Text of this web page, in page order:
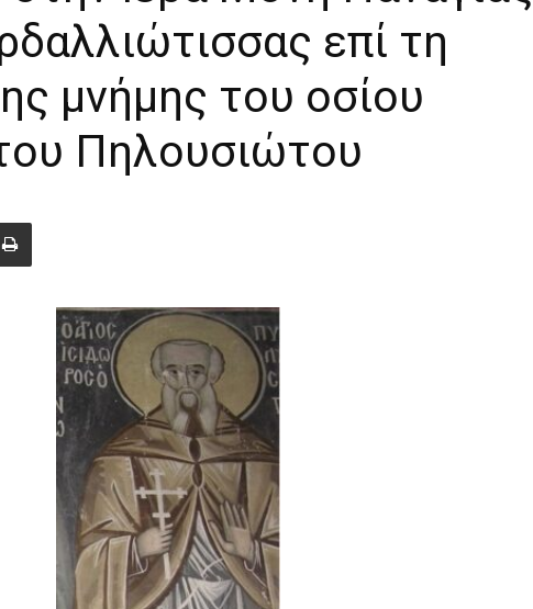
επί τη
μνήμης του οσίου
Πηλουσιώτου